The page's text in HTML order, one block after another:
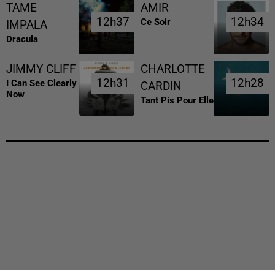
TAME
IMPALA
Dracula
12h37
12h37
AMIR
Ce Soir 12h34
12h34
JIMMY CLIFF
I Can See Clearly
Now
12h31
12h31
CHARLOTTE
CARDIN
Tant Pis Pour Elle
12h28
12h28